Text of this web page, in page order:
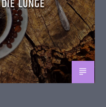
LUNGE